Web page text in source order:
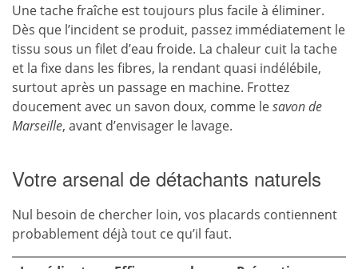
Une tache fraîche est toujours plus facile à éliminer.
Dès que l’incident se produit, passez immédiatement le
tissu sous un filet d’eau froide. La chaleur cuit la tache
et la fixe dans les fibres, la rendant quasi indélébile,
surtout après un passage en machine. Frottez
doucement avec un savon doux, comme lesavon de
Marseille, avant d’envisager le lavage.
Votre arsenal de détachants naturels
Nul besoin de chercher loin, vos placards contiennent
probablement déjà tout ce qu’il faut.